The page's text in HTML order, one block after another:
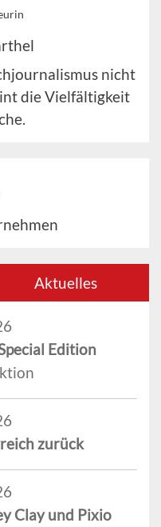
nicht
die Vielfältigkeit
Aktuelles
Edition
zurück
Clay und Pixio